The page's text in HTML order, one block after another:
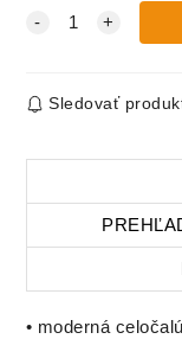
Sledovať
• moderná